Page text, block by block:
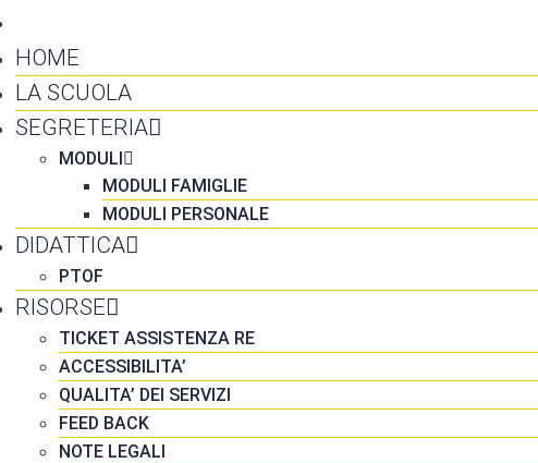
HOME
LA SCUOLA
SEGRETERIA
MODULI
MODULI FAMIGLIE
MODULI PERSONALE
DIDATTICA
PTOF
RISORSE
TICKET ASSISTENZA RE
ACCESSIBILITA’
QUALITA’ DEI SERVIZI
FEED BACK
NOTE LEGALI